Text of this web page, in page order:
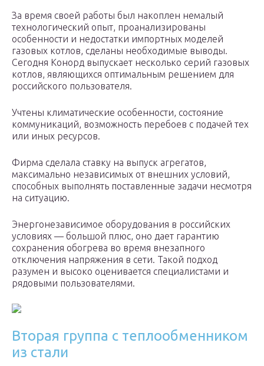
За время своей работы был накоплен немалый
технологический опыт, проанализированы
особенности и недостатки импортных моделей
газовых котлов, сделаны необходимые выводы.
Сегодня Конорд выпускает несколько серий газовых
котлов, являющихся оптимальным решением для
российского пользователя.
Учтены климатические особенности, состояние
коммуникаций, возможность перебоев с подачей тех
или иных ресурсов.
Фирма сделала ставку на выпуск агрегатов,
максимально независимых от внешних условий,
способных выполнять поставленные задачи несмотря
на ситуацию.
Энергонезависимое оборудования в российских
условиях — большой плюс, оно дает гарантию
сохранения обогрева во время внезапного
отключения напряжения в сети. Такой подход
разумен и высоко оценивается специалистами и
рядовыми пользователями.
Вторая группа с теплообменником
из стали